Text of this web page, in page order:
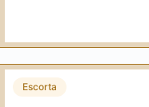
Atitudine pro-client:
Concluzie: daca nu te
descarcare fara
Escorta